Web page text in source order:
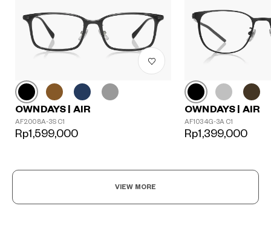
OWNDAYS | AIR
AF2008A-3S C1
Rp1,599,000
OWNDAYS | AIR
AF1034G-3A C1
Rp1,399,000
VIEW MORE